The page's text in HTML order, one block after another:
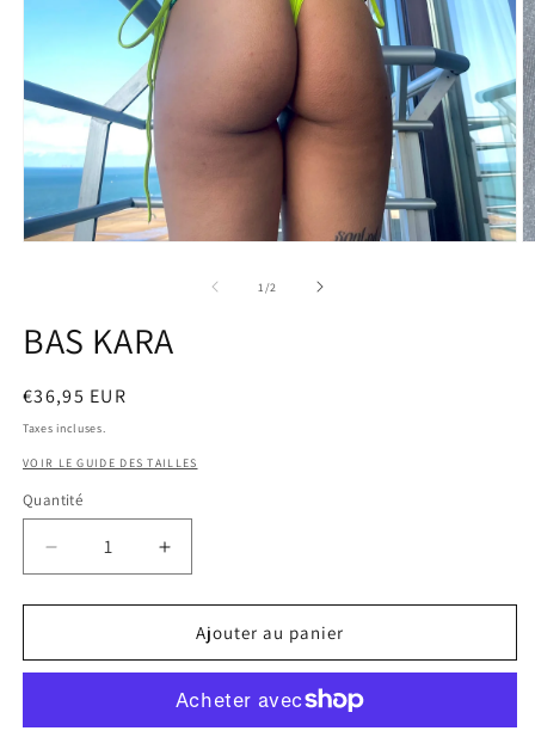
1/de2
BAS KARA
Prix
habituel
€36,95 EUR
Taxes incluses.
VOIR LE GUIDE DES TAILLES
Quantité
Réduire
la
quantité
BAS
Augmenter
la
quantité
BAS
Ajouter au panier